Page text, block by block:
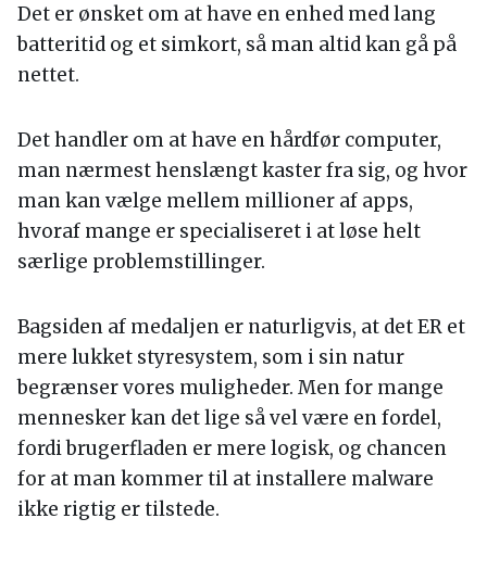
Det er ønsket om at have en enhed med lang
batteritid og et simkort, så man altid kan gå på
nettet.
Det handler om at have en hårdfør computer,
man nærmest henslængt kaster fra sig, og hvor
man kan vælge mellem millioner af apps,
hvoraf mange er specialiseret i at løse helt
særlige problemstillinger.
Bagsiden af medaljen er naturligvis, at det ER et
mere lukket styresystem, som i sin natur
begrænser vores muligheder. Men for mange
mennesker kan det lige så vel være en fordel,
fordi brugerfladen er mere logisk, og chancen
for at man kommer til at installere malware
ikke rigtig er tilstede.